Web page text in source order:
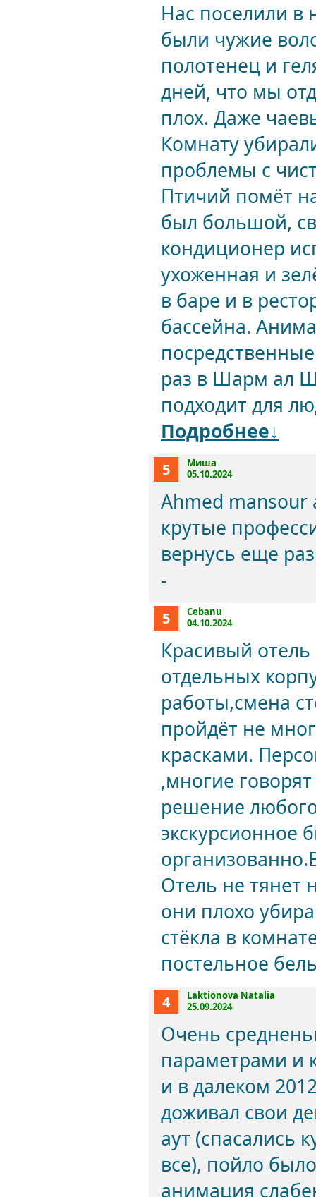
Нас поселили в
были чужие
полотенец и
дней, что мы
плох. Даже
Комнату
проблемы с
Птичий помёт
был большой,
кондиционер
ухоженная и
в баре и в
бассейна.
раз в Шарм ал
подходит для
Подробнее↓
5
Миша
05.10.2024
Ahmed mansour
крутые
вернусь еще
-
5
Cebanu
04.10.2024
Красивый
отдельных
работы,смена
пройдёт не
красками.
,многие
решение
экскурсионное
Отель не тянет
они плохо
стёкла в
постельное
4
Laktionova Natalia
25.09.2024
Очень
параметрами и
и в далеком
доживал свои
аут (спасались
все), пойло
анимация